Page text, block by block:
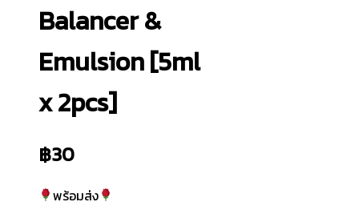
Balancer &
Emulsion [5ml
x 2pcs]
฿30
พร้อมส่ง